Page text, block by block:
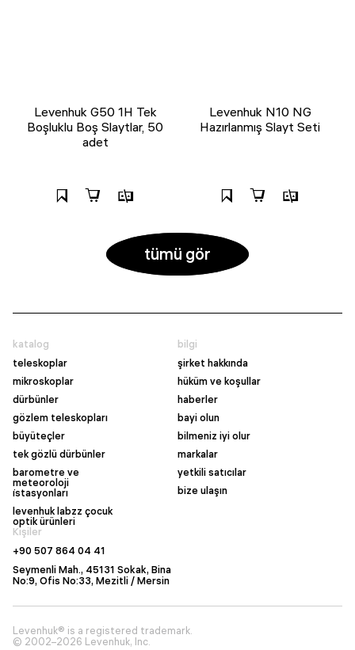
Levenhuk G50 1H Tek
Boşluklu Boş Slaytlar, 50
adet
Levenhuk N10 NG
Hazırlanmış Slayt Seti
tümü gör
katalog
teleskoplar
mikroskoplar
dürbünler
gözlem teleskopları
büyüteçler
tek gözlü dürbünler
barometre ve
meteoroloji
i̇stasyonları
levenhuk labzz çocuk
optik ürünleri
bilgi
şirket hakkında
hüküm ve koşullar
haberler
bayi olun
bilmeniz iyi olur
markalar
yetkili satıcılar
bize ulaşın
Kişiler
+90 507 864 04 41
Seymenli Mah., 45131 Sokak, Bina
No:9, Ofis No:33, Mezitli / Mersin
Levenhuk® is a registered trademark.
© 2002–2026 Levenhuk, Inc.